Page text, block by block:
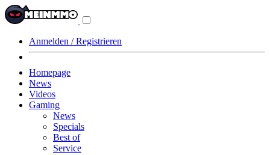
Anmelden / Registrieren
Homepage
News
Videos
Gaming
News
Specials
Best of
Service